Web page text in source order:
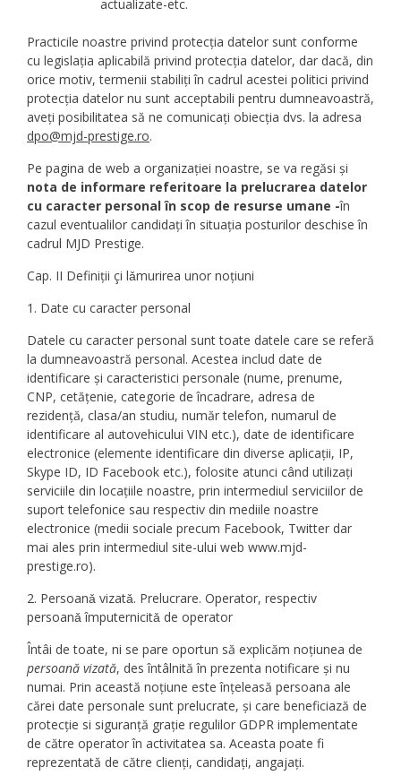
actualizate-etc.
Practicile noastre privind protecția datelor sunt conforme
cu legislația aplicabilă privind protecția datelor, dar dacă, din
orice motiv, termenii stabiliți în cadrul acestei politici privind
protecția datelor nu sunt acceptabili pentru dumneavoastră,
aveți posibilitatea să ne comunicați obiecția dvs. la adresa
dpo@mjd-prestige.ro.
Pe pagina de web a organizației noastre, se va regăsi și
nota de informare referitoare la prelucrarea datelor
cu caracter personal în scop de resurse umane -în
cazul eventualilor candidați în situația posturilor deschise în
cadrul MJD Prestige.
Cap. II Definiții çi lǎmurirea unor noțiuni
1. Date cu caracter personal
Datele cu caracter personal sunt toate datele care se referă
la dumneavoastră personal. Acestea includ date de
identificare și caracteristici personale (nume, prenume,
CNP, cetățenie, categorie de încadrare, adresa de
rezidență, clasa/an studiu, număr telefon, numarul de
identificare al autovehicului VIN etc.), date de identificare
electronice (elemente identificare din diverse aplicații, IP,
Skype ID, ID Facebook etc.), folosite atunci când utilizați
serviciile din locațiile noastre, prin intermediul serviciilor de
suport telefonice sau respectiv din mediile noastre
electronice (medii sociale precum Facebook, Twitter dar
mai ales prin intermediul site-ului web www.mjd-
prestige.ro).
2. Persoanǎ vizatǎ. Prelucrare. Operator, respectiv
persoanǎ împuternicitǎ de operator
Întâi de toate, ni se pare oportun să explicăm noțiunea de
persoană vizată, des întâlnită în prezenta notificare și nu
numai. Prin această noțiune este înțeleasă persoana ale
cărei date personale sunt prelucrate, și care beneficiază de
protecție si siguranță grație regulilor GDPR implementate
de către operator în activitatea sa. Aceasta poate fi
reprezentată de către clienți, candidați, angajați.